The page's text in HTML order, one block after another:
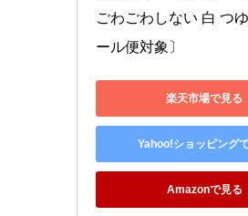
ごわごわしない 白 つ
ール便対象〕
楽天市場で見る
Yahoo!ショッピング
Amazonで見る